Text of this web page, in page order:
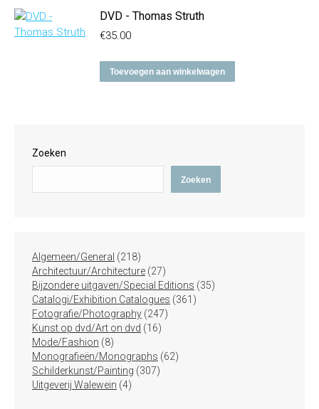
DVD - Thomas Struth
€35.00
Toevoegen aan winkelwagen
Zoeken
Zoeken
Algemeen/General 218218
producten
Architectuur/Architecture 2727
producten
Bijzondere uitgaven/Special Editions 3535
Catalogi/Exhibition Catalogues 361 361
Fotografie/Photography 247247
Kunst op dvd/Art on dvd 1616
Mode/Fashion 88
producten
Monografieën/Monographs 6262
Schilderkunst/Painting 307307
Uitgeverij Walewein 44